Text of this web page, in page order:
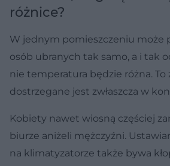
różnice?
W jednym pomieszczeniu może
osób ubranych tak samo, a i tak
nie temperatura będzie różna. To
dostrzegane jest zwłaszcza w
Kobiety nawet wiosną częściej
biurze aniżeli mężczyźni.
na klimatyzatorze także bywa